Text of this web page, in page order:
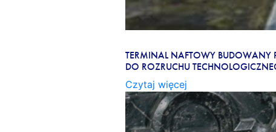
TERMINAL NAFTOWY
DO ROZRUCHU
Czytaj więcej